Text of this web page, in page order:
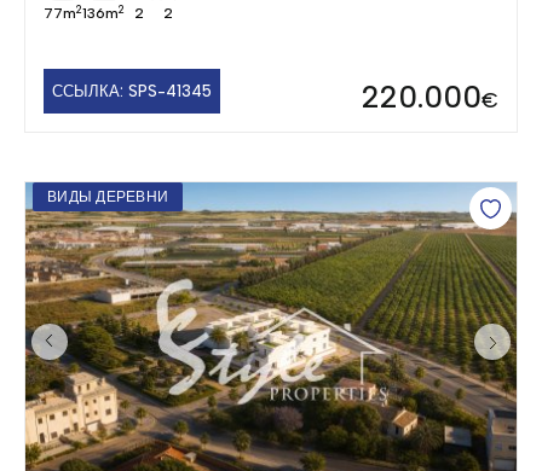
77m2136m2 2 2
ССЫЛКА: SPS-41345 220.000€
ВИДЫ ДЕРЕВНИ